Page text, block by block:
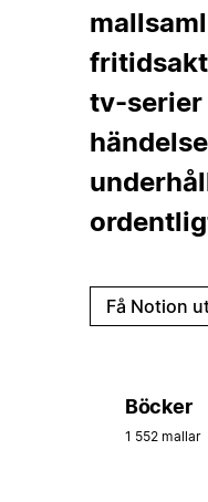
tv-serier
Få Notion
Böcker
1 552 mallar